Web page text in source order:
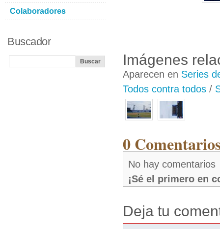
Imágenes
Aparecen en Series
Todos contra todos /
0
No hay comentarios
¡Sé el primero en
Deja tu
Colaboradores
Buscador